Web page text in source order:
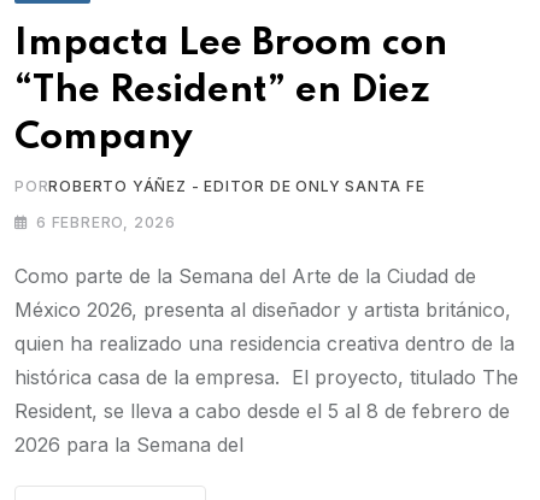
Impacta Lee Broom con
“The Resident” en Diez
Company
PORROBERTO YÁÑEZ - EDITOR DE ONLY SANTA FE
6 FEBRERO, 2026
Como parte de la Semana del Arte de la Ciudad de
México 2026, presenta al diseñador y artista británico,
quien ha realizado una residencia creativa dentro de la
histórica casa de la empresa. El proyecto, titulado The
Resident, se lleva a cabo desde el 5 al 8 de febrero de
2026 para la Semana del